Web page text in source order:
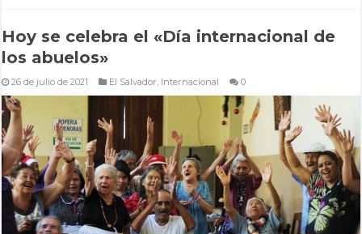
Hoy se celebra el «Día internacional de
los abuelos»
26 de julio de 2021 El Salvador, Internacional 0